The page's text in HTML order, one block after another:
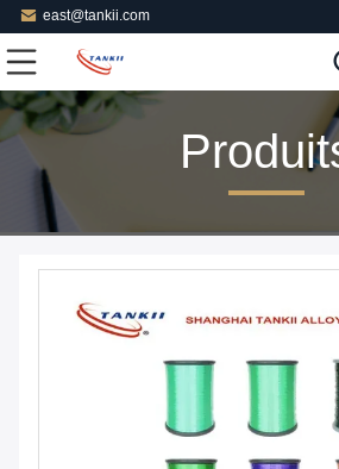
east@tankii.com